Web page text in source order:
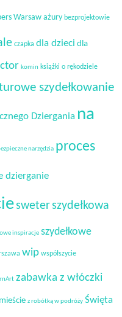
Warsaw ażury bezprojektowie
czapka dla dzieci dla
komin książki o rękodziele
szydełkowanie
Dziergania na
narzędzia proces
dzierganie
sweterszydełkowa
inspiracje szydełkowe
wip współszycie
zabawka z włóczki
z robótką w podróży Święta